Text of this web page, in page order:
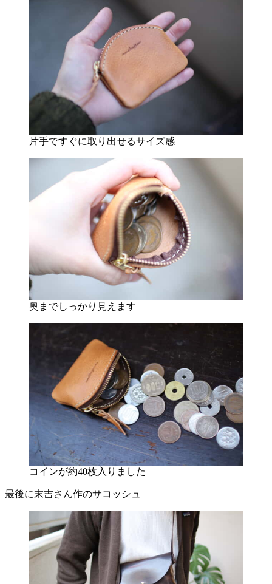
片手ですぐに取り出せるサイズ感
奥までしっかり見えます
コインが約40枚入りました
最後に末吉さん作のサコッシュ